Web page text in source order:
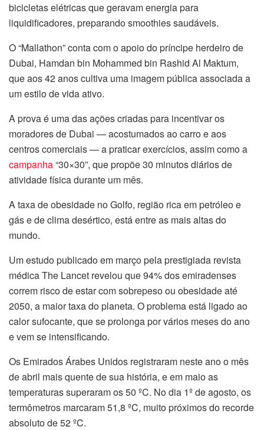
bicicletas elétricas que geravam energia para
liquidificadores, preparando smoothies saudáveis.
O “Mallathon” conta com o apoio do príncipe herdeiro de
Dubai, Hamdan bin Mohammed bin Rashid Al Maktum,
que aos 42 anos cultiva uma imagem pública associada a
um estilo de vida ativo.
A prova é uma das ações criadas para incentivar os
moradores de Dubai — acostumados ao carro e aos
centros comerciais — a praticar exercícios, assim como a
campanha“30×30”, que propõe 30 minutos diários de
atividade física durante um mês.
A taxa de obesidade no Golfo, região rica em petróleo e
gás e de clima desértico, está entre as mais altas do
mundo.
Um estudo publicado em março pela prestigiada revista
médica The Lancet revelou que 94% dos emiradenses
correm risco de estar com sobrepeso ou obesidade até
2050, a maior taxa do planeta. O problema está ligado ao
calor sufocante, que se prolonga por vários meses do ano
e vem se intensificando.
Os Emirados Árabes Unidos registraram neste ano o mês
de abril mais quente de sua história, e em maio as
temperaturas superaram os 50 ºC. No dia 1º de agosto, os
termômetros marcaram 51,8 ºC, muito próximos do recorde
absoluto de 52 ºC.